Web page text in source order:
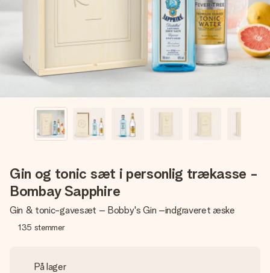
billede af dig eller en besked, der går lige i hendes hjerte.
Intet besvær men udelukkende en masse kærlighed i
Gin og tonic sæt i personlig trækasse -
Bombay Sapphire
Gin & tonic-gavesæt – Bobby's Gin –indgraveret æske
135 stemmer
På lager